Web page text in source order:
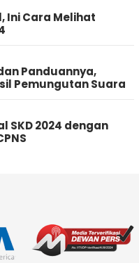
Ini Cara Melihat
Panduannya,
Pemungutan Suara
SKD 2024 dengan